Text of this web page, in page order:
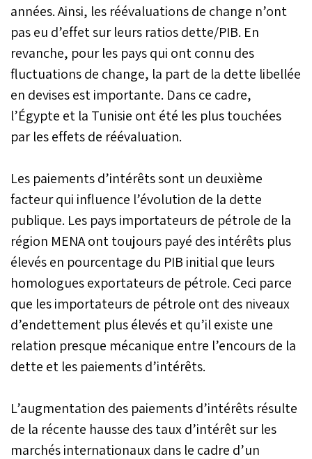
années. Ainsi, les réévaluations de change n’ont
pas eu d’effet sur leurs ratios dette/PIB. En
revanche, pour les pays qui ont connu des
fluctuations de change, la part de la dette libellée
en devises est importante. Dans ce cadre,
l’Égypte et la Tunisie ont été les plus touchées
par les effets de réévaluation.
Les paiements d’intérêts sont un deuxième
facteur qui influence l’évolution de la dette
publique. Les pays importateurs de pétrole de la
région MENA ont toujours payé des intérêts plus
élevés en pourcentage du PIB initial que leurs
homologues exportateurs de pétrole. Ceci parce
que les importateurs de pétrole ont des niveaux
d’endettement plus élevés et qu’il existe une
relation presque mécanique entre l’encours de la
dette et les paiements d’intérêts.
L’augmentation des paiements d’intérêts résulte
de la récente hausse des taux d’intérêt sur les
marchés internationaux dans le cadre d’un